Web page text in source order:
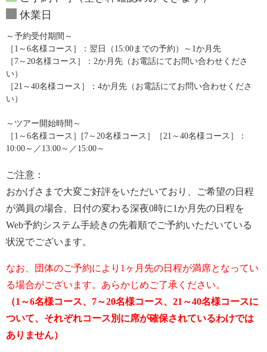
休業日
～予約受付期間～
［1～6名様コース］：翌日（15:00までの予約）～1か月先
［7～20名様コース］：2か月先（お電話にてお問い合わせくださ
い）
［21～40名様コース］：4か月先（お電話にてお問い合わせくださ
い）
～ツアー開始時間～
［1～6名様コース］[7～20名様コース］［21～40名様コース］：
10:00～／13:00～／15:00～
ご注意：
おかげさまで大変ご好評をいただいており、ご希望の日程
が満員の場合、日付の変わる深夜0時に1か月先の日程を
Web予約システム手続きの先着順でご予約いただいている
状況でございます。
なお、団体のご予約により1ヶ月先の日程が満席となってい
る場合がございます。あらかじめご了承ください。
（1～6名様コース、7～20名様コース、21～40名様コースに
ついて、それぞれコース別に席が確保されているわけでは
ありません）